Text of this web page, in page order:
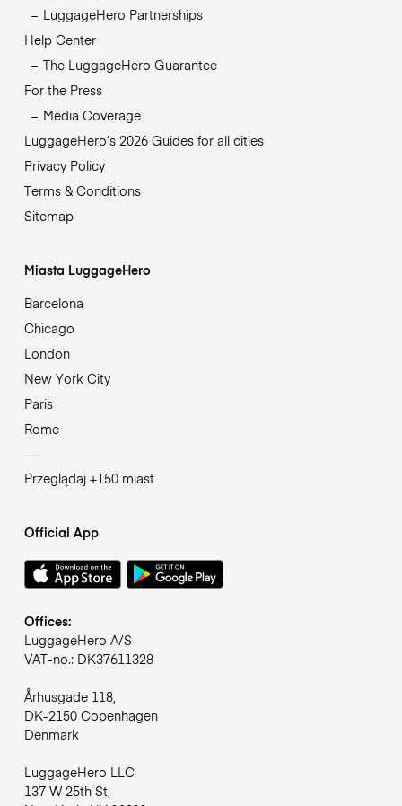
LuggageHero Partnerships
Help Center
The LuggageHero Guarantee
For the Press
Media Coverage
LuggageHero’s 2026 Guides for all cities
Privacy Policy
Terms & Conditions
Sitemap
Miasta LuggageHero
Barcelona
Chicago
London
New York City
Paris
Rome
Przeglądaj +150 miast
Official App
Offices:
LuggageHero A/S
VAT-no.: DK37611328
Århusgade 118,
DK-2150 Copenhagen
Denmark
LuggageHero LLC
137 W 25th St,